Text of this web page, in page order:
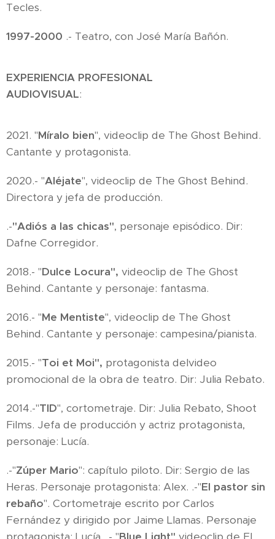
Tecles.
1997-2000 .- Teatro, con José María Bañón.
EXPERIENCIA PROFESIONAL
AUDIOVISUAL:
2021. "Míralo bien", videoclip de The Ghost Behind.
Cantante y protagonista.
2020.- "Aléjate", videoclip de The Ghost Behind.
Directora y jefa de producción.
.-"Adiós a las chicas", personaje episódico. Dir:
Dafne Corregidor.
2018.- "Dulce Locura", videoclip de The Ghost
Behind. Cantante y personaje: fantasma.
2016.- "Me Mentiste", videoclip de The Ghost
Behind. Cantante y personaje: campesina/pianista.
2015.- "Toi et Moi", protagonista delvideo
promocional de la obra de teatro. Dir: Julia Rebato.
2014.-"TID", cortometraje. Dir: Julia Rebato, Shoot
Films. Jefa de producción y actriz protagonista,
personaje: Lucía.
.-"Zúper Mario": capítulo piloto. Dir: Sergio de las
Heras. Personaje protagonista: Alex. .-"El pastor sin
rebaño". Cortometraje escrito por Carlos
Fernández y dirigido por Jaime Llamas. Personaje